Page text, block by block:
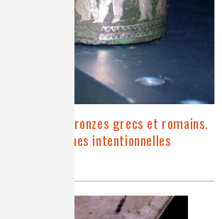
des bronzes grecs et romains.
et patines intentionnelles